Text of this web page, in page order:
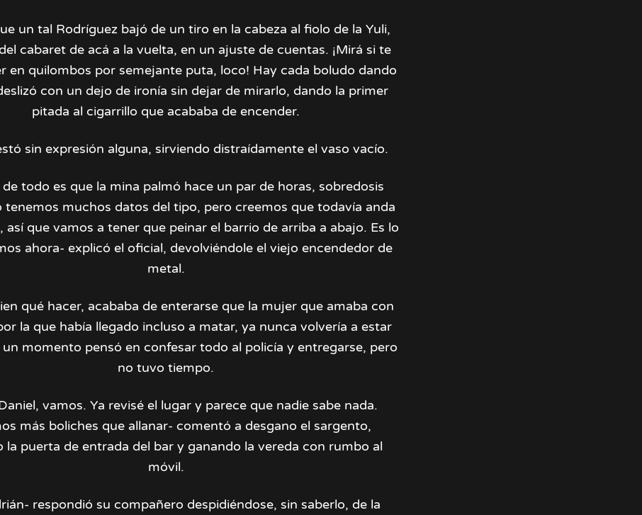
un tal Rodríguez bajó de un tiro en la cabeza al fiolo de la Yuli,
cabaret de acá a la vuelta, en un ajuste de cuentas. ¡Mirá si te
en quilombos por semejante puta, loco! Hay cada boludo dando
con un dejo de ironía sin dejar de mirarlo, dando la primer
pitada al cigarrillo que acababa de encender.
sin expresión alguna, sirviendo distraídamente el vaso vacío.
todo es que la mina palmó hace un par de horas, sobredosis
tenemos muchos datos del tipo, pero creemos que todavía anda
así que vamos a tener que peinar el barrio de arriba a abajo. Es lo
ahora- explicó el oficial, devolviéndole el viejo encendedor de
metal.
qué hacer, acababa de enterarse que la mujer que amaba con
la que había llegado incluso a matar, ya nunca volvería a estar
momento pensó en confesar todo al policía y entregarse, pero
no tuvo tiempo.
vamos. Ya revisé el lugar y parece que nadie sabe nada.
más boliches que allanar- comentó a desgano el sargento,
la puerta de entrada del bar y ganando la vereda con rumbo al
móvil.
respondió su compañero despidiéndose, sin saberlo, de la